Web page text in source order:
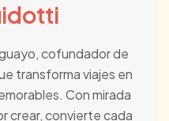
cofundador de
transforma viajes en
Con mirada
crear, convierte cada